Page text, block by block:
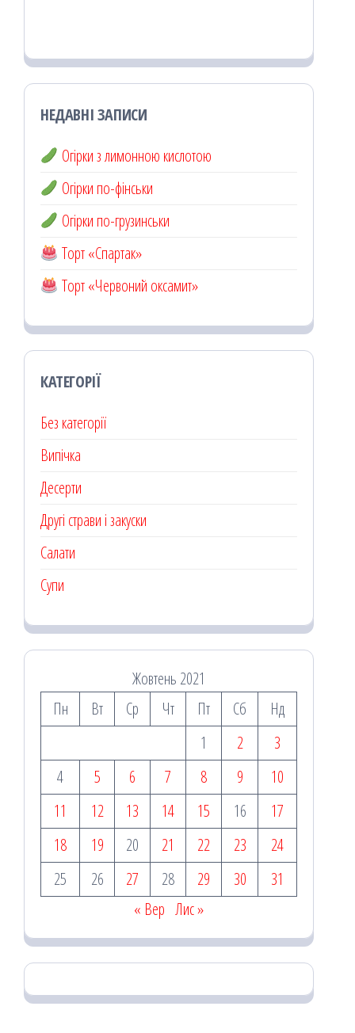
НЕДАВНІ ЗАПИСИ
Огірки з лимонною кислотою
Огірки по-фінськи
Огірки по-грузинськи
Торт «Спартак»
Торт «Червоний оксамит»
КАТЕГОРІЇ
Без категорії
Випічка
Десерти
Другі страви і закуски
Салати
Супи
Жовтень 2021
Пн
Вт Ср Чт Пт Сб
Нд
1
2
3
4
5 6 7 8 9
10
11
12 13 14 15 16
17
18
19 20 21 22 23
24
25
26 27 28 29 30
31
« Вер Лис »